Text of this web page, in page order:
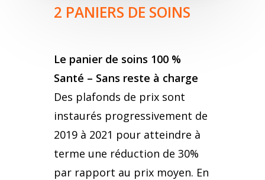
2 PANIERS DE SOINS
Le panier de soins 100 %
Santé – Sans reste à charge
Des plafonds de prix sont
instaurés progressivement de
2019 à 2021 pour atteindre à
terme une réduction de 30%
par rapport au prix moyen. En